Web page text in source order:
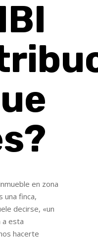
en zona
una finca,
decirse, «un
esta
hacerte